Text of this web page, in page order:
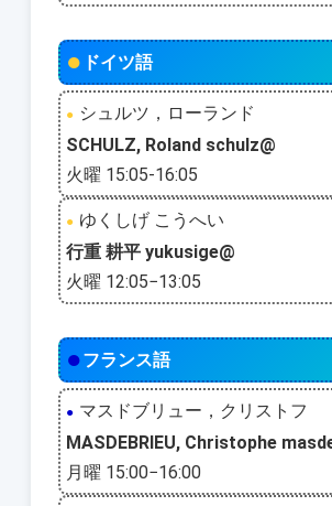
● ドイツ語
● シュルツ，ローランド
SCHULZ, Roland schulz@
火曜 15:05-16:05
● ゆくしげ こうへい
行重 耕平 yukusige@
火曜 12:05−13:05
●フランス語
● マスドブリュー，クリストフ
MASDEBRIEU, Christophe
月曜 15:00−16:00